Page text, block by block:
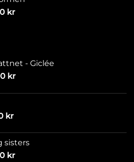
kr
- Giclée
kr
kr
sisters
kr